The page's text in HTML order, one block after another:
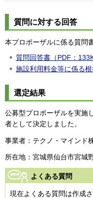
質問に対する回答
本プロポーザルに係る質問
質問回答書（PDF：
施設利用料金等に係る
選定結果
公募型プロポーザルを実施
者として決定しました。
事業者：テクノ・マインド
所在地：宮城県仙台市宮城
よくある質問
現在よくある質問は作成さ